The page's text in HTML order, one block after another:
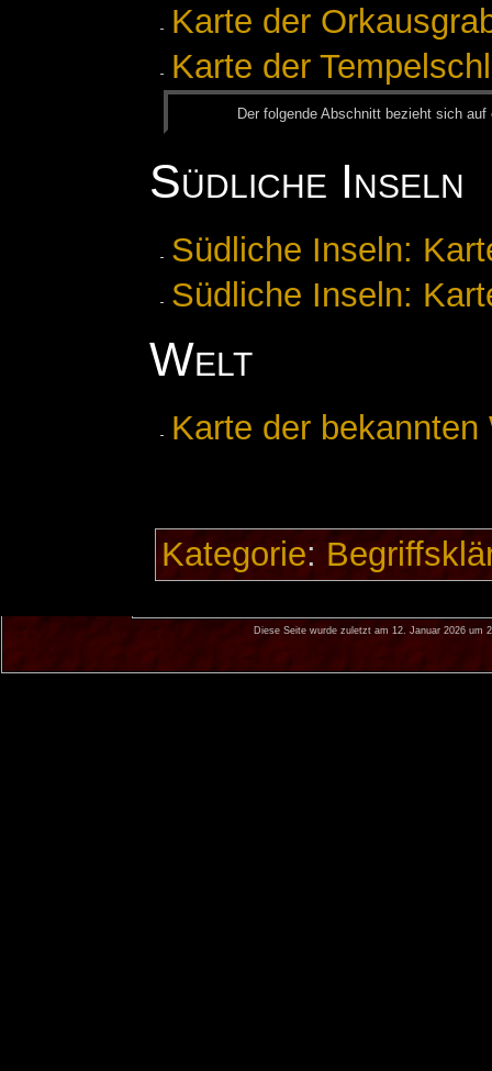
Karte der
Karte der
Der fol­gen­de Ab­schnitt be­zieht sich
Südliche Inseln
Südliche Inseln:
Südliche Inseln:
Welt
Karte der bekannten
Kategorie:
Diese Seite wurde zuletzt am 12. Januar 2026 um